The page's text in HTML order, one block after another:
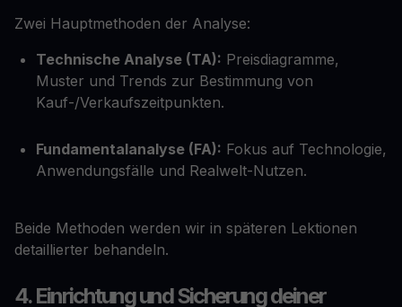
Zwei Hauptmethoden der Analyse:
Technische Analyse (TA): Preisdiagramme,
Muster und Trends zur Bestimmung von
Kauf-/Verkaufszeitpunkten.
Fundamentalanalyse (FA): Fokus auf Technologie,
Anwendungsfälle und Realwelt-Nutzen.
Beide Methoden werden wir in späteren Lektionen
detaillierter behandeln.
4. Einrichtung und Sicherung deiner